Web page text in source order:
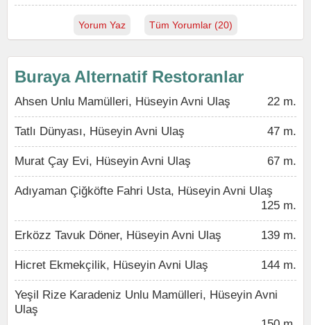
Yorum Yaz Tüm Yorumlar (20)
Buraya Alternatif Restoranlar
Ahsen Unlu Mamülleri, Hüseyin Avni Ulaş 22 m.
Tatlı Dünyası, Hüseyin Avni Ulaş 47 m.
Murat Çay Evi, Hüseyin Avni Ulaş 67 m.
Adıyaman Çiğköfte Fahri Usta, Hüseyin Avni Ulaş
125 m.
Erközz Tavuk Döner, Hüseyin Avni Ulaş 139 m.
Hicret Ekmekçilik, Hüseyin Avni Ulaş 144 m.
Yeşil Rize Karadeniz Unlu Mamülleri, Hüseyin Avni
Ulaş